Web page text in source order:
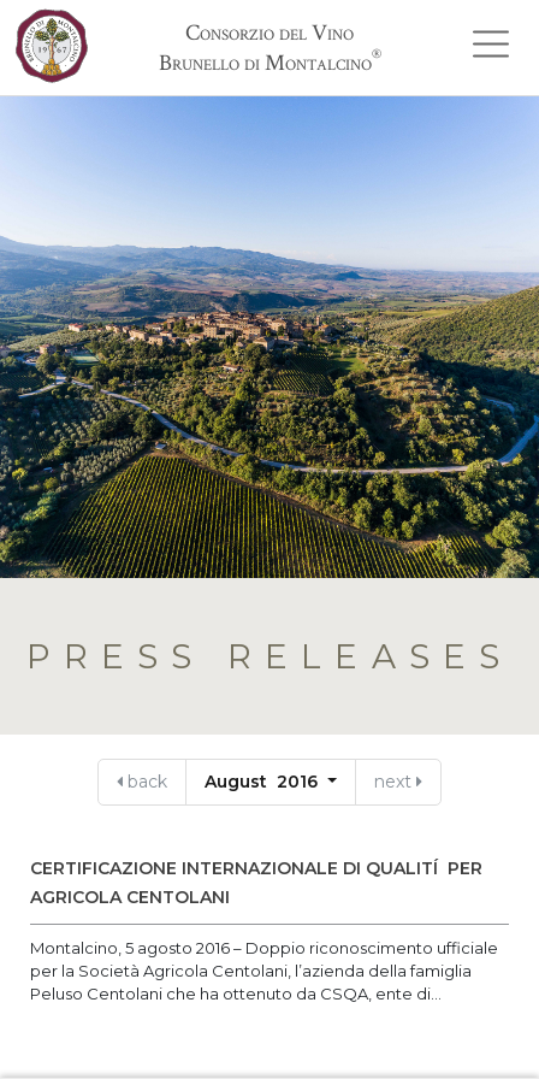
Consorzio del Vino
Brunello di Montalcino®
PRESS RELEASES
back August 2016 next
CERTIFICAZIONE INTERNAZIONALE DI QUALITÍ PER
AGRICOLA CENTOLANI
Montalcino, 5 agosto 2016 – Doppio riconoscimento ufficiale
per la Società Agricola Centolani, l’azienda della famiglia
Peluso Centolani che ha ottenuto da CSQA, ente di...